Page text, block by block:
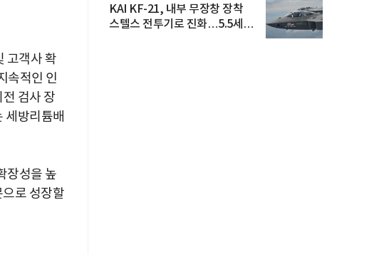
고객사 확
속적인 인
검사 장
세방리튬배
장성을 높
로 성장할
KAI KF-21, 내부 무장창 장착
스텔스 전투기로 진화…5.5세대